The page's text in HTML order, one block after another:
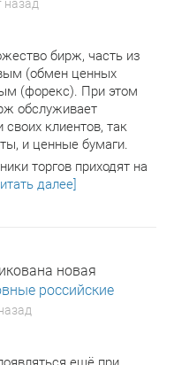
назад
бирж, часть из
(обмен ценных
(форекс). При этом
обслуживает
клиентов, так
и ценные бумаги.
торгов приходят на
далее]
новая
российские